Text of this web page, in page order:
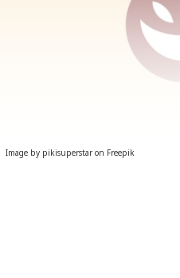
Image by pikisuperstar on Freepik